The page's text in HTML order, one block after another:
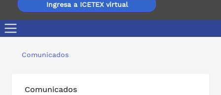
Ingresa a ICETEX virtual
Comunicados
Comunicados